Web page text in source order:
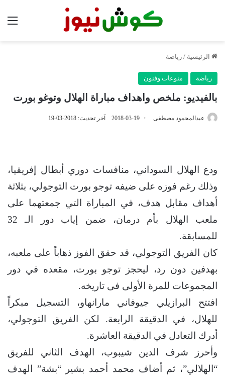
الرئيسية / رياضة
رياضة منوعات وفنون
بالفيديو: ملخص واهداف مباراة الهلال وتوغو بورت
عبدالمحمود مصطفى 2018-03-19 آخر تحديث: 2018-03-19
ودع الهلال السوداني، منافسات دوري أبطال إفريقيا،
وذلك رغم فوزه على ضيفه توجو بورت التوجولي، بثلاثة
أهداف مقابل هدف، في المباراة التي جمعتهما على
ملعب الهلال بأم درمان، ضمن إياب دور الـ 32
للمسابقة.
كان الفريق التوجولي، قد حقق الفوز ذهاباً على ملعبه،
بهدفين دون رد، ليحجز توجو بورت، مقعده في دور
المجموعات للمرة الأولى فى تاريخه.
افتتح البرازيلي جيوفاني مارانهاو، التسجيل مبكراً
للهلال، في الدقيقة الرابعة. لكن الفريق التوجولي،
أدرك التعادل في الدقيقة العاشرة.
وأحرز شرف الدين شيبوب، الهدف الثاني للفريق
“الهلالي”، ثم أضاف محمد أحمد بشير “بشة” الهدف